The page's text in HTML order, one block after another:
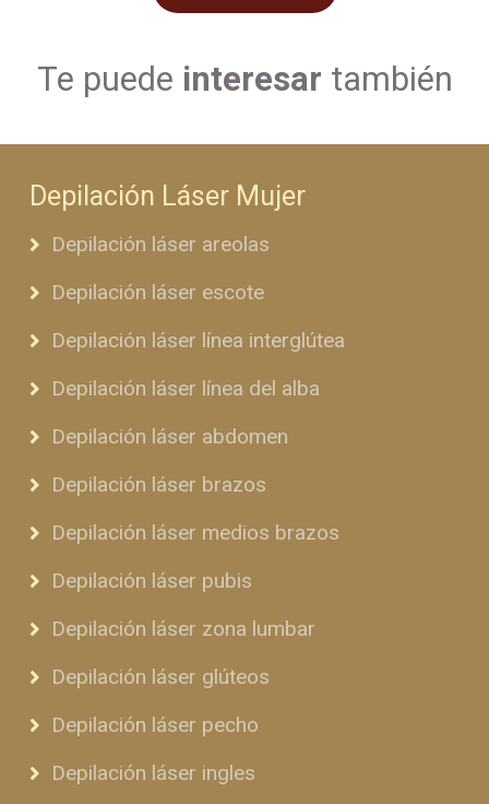
Te puede interesar también
Depilación Láser Mujer
Depilación láser areolas
Depilación láser escote
Depilación láser línea interglútea
Depilación láser línea del alba
Depilación láser abdomen
Depilación láser brazos
Depilación láser medios brazos
Depilación láser pubis
Depilación láser zona lumbar
Depilación láser glúteos
Depilación láser pecho
Depilación láser ingles